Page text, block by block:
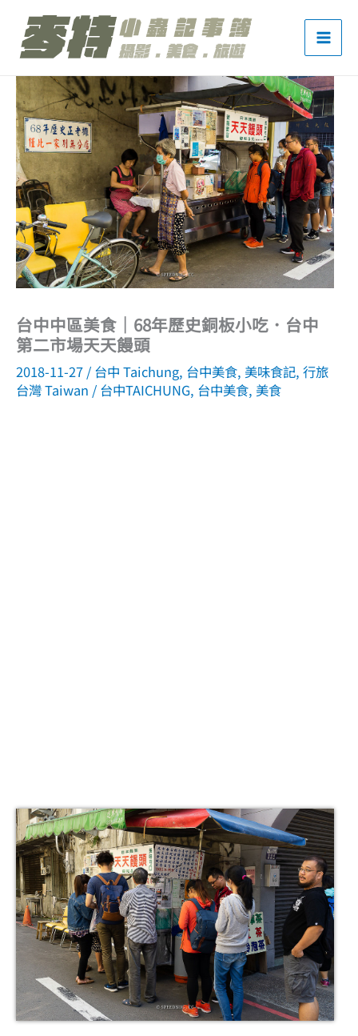
台中中區美食｜68年歷史銅板小吃．台中
第二市場天天饅頭
2018-11-27 / 台中 Taichung, 台中美食, 美味食記, 行旅
台灣 Taiwan / 台中TAICHUNG, 台中美食, 美食